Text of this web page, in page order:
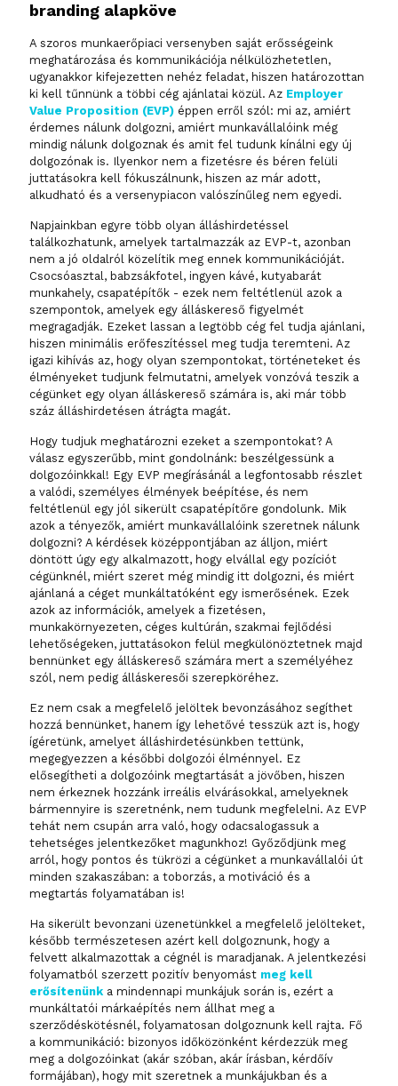
branding alapköve
A szoros munkaerőpiaci versenyben saját erősségeink
meghatározása és kommunikációja nélkülözhetetlen,
ugyanakkor kifejezetten nehéz feladat, hiszen határozottan
ki kell tűnnünk a többi cég ajánlatai közül. Az Employer
Value Proposition (EVP) éppen erről szól: mi az, amiért
érdemes nálunk dolgozni, amiért munkavállalóink még
mindig nálunk dolgoznak és amit fel tudunk kínálni egy új
dolgozónak is. Ilyenkor nem a fizetésre és béren felüli
juttatásokra kell fókuszálnunk, hiszen az már adott,
alkudható és a versenypiacon valószínűleg nem egyedi.
Napjainkban egyre több olyan álláshirdetéssel
találkozhatunk, amelyek tartalmazzák az EVP-t, azonban
nem a jó oldalról közelítik meg ennek kommunikációját.
Csocsóasztal, babzsákfotel, ingyen kávé, kutyabarát
munkahely, csapatépítők - ezek nem feltétlenül azok a
szempontok, amelyek egy álláskereső figyelmét
megragadják. Ezeket lassan a legtöbb cég fel tudja ajánlani,
hiszen minimális erőfeszítéssel meg tudja teremteni. Az
igazi kihívás az, hogy olyan szempontokat, történeteket és
élményeket tudjunk felmutatni, amelyek vonzóvá teszik a
cégünket egy olyan álláskereső számára is, aki már több
száz álláshirdetésen átrágta magát.
Hogy tudjuk meghatározni ezeket a szempontokat? A
válasz egyszerűbb, mint gondolnánk: beszélgessünk a
dolgozóinkkal! Egy EVP megírásánál a legfontosabb részlet
a valódi, személyes élmények beépítése, és nem
feltétlenül egy jól sikerült csapatépítőre gondolunk. Mik
azok a tényezők, amiért munkavállalóink szeretnek nálunk
dolgozni? A kérdések középpontjában az álljon, miért
döntött úgy egy alkalmazott, hogy elvállal egy pozíciót
cégünknél, miért szeret még mindig itt dolgozni, és miért
ajánlaná a céget munkáltatóként egy ismerősének. Ezek
azok az információk, amelyek a fizetésen,
munkakörnyezeten, céges kultúrán, szakmai fejlődési
lehetőségeken, juttatásokon felül megkülönöztetnek majd
bennünket egy álláskereső számára mert a személyéhez
szól, nem pedig álláskeresői szerepköréhez.
Ez nem csak a megfelelő jelöltek bevonzásához segíthet
hozzá bennünket, hanem így lehetővé tesszük azt is, hogy
ígéretünk, amelyet álláshirdetésünkben tettünk,
megegyezzen a későbbi dolgozói élménnyel. Ez
elősegítheti a dolgozóink megtartását a jövőben, hiszen
nem érkeznek hozzánk irreális elvárásokkal, amelyeknek
bármennyire is szeretnénk, nem tudunk megfelelni. Az EVP
tehát nem csupán arra való, hogy odacsalogassuk a
tehetséges jelentkezőket magunkhoz! Győződjünk meg
arról, hogy pontos és tükrözi a cégünket a munkavállalói út
minden szakaszában: a toborzás, a motiváció és a
megtartás folyamatában is!
Ha sikerült bevonzani üzenetünkkel a megfelelő jelölteket,
később természetesen azért kell dolgoznunk, hogy a
felvett alkalmazottak a cégnél is maradjanak. A jelentkezési
folyamatból szerzett pozitív benyomást meg kell
erősítenünk a mindennapi munkájuk során is, ezért a
munkáltatói márkaépítés nem állhat meg a
szerződéskötésnél, folyamatosan dolgoznunk kell rajta. Fő
a kommunikáció: bizonyos időközönként kérdezzük meg
meg a dolgozóinkat (akár szóban, akár írásban, kérdőív
formájában), hogy mit szeretnek a munkájukban és a